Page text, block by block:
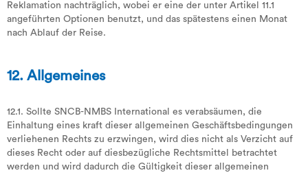
Reklamation nachträglich, wobei er eine der unter Artikel 11.1
angeführten Optionen benutzt, und das spätestens einen Monat
nach Ablauf der Reise.
12. Allgemeines
12.1. Sollte SNCB-NMBS International es verabsäumen, die
Einhaltung eines kraft dieser allgemeinen Geschäftsbedingungen
verliehenen Rechts zu erzwingen, wird dies nicht als Verzicht auf
dieses Recht oder auf diesbezügliche Rechtsmittel betrachtet
werden und wird dadurch die Gültigkeit dieser allgemeinen